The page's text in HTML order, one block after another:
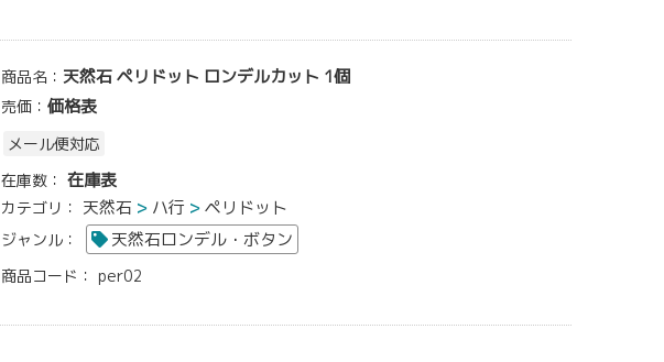
商品名： 天然石 ペリドット ロンデルカット 1個
売価： 価格表
メール便対応
在庫数： 在庫表
カテゴリ： 天然石 ハ行 ペリドット
ジャンル： 天然石ロンデル・ボタン
商品コード： per02